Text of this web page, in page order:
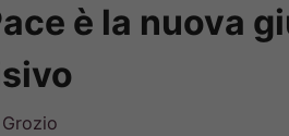
è la nuova